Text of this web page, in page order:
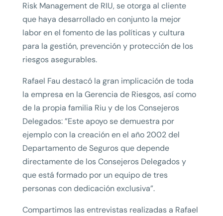
Risk Management de RIU, se otorga al cliente
que haya desarrollado en conjunto la mejor
labor en el fomento de las políticas y cultura
para la gestión, prevención y protección de los
riesgos asegurables.
Rafael Fau destacó la gran implicación de toda
la empresa en la Gerencia de Riesgos, así como
de la propia familia Riu y de los Consejeros
Delegados: ”Este apoyo se demuestra por
ejemplo con la creación en el año 2002 del
Departamento de Seguros que depende
directamente de los Consejeros Delegados y
que está formado por un equipo de tres
personas con dedicación exclusiva”.
Compartimos las entrevistas realizadas a Rafael